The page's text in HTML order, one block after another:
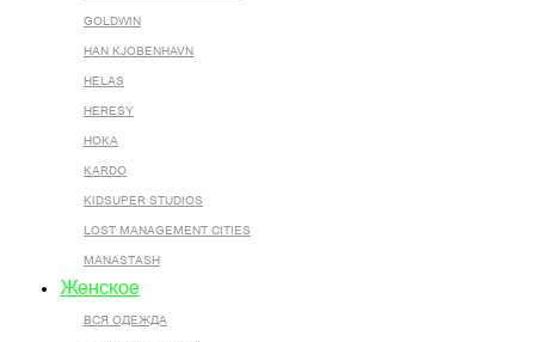
GOLDWIN
HAN KJOBENHAVN
HELAS
HERESY
HOKA
KARDO
KIDSUPER STUDIOS
LOST MANAGEMENT CITIES
MANASTASH
Женское
ВСЯ ОДЕЖДА